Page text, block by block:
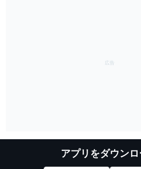
アプリをダウン